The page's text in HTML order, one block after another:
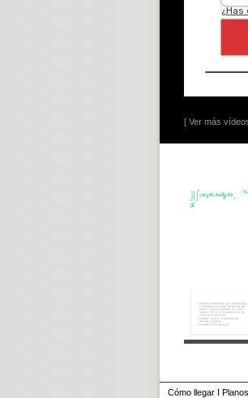
[ Ver más
Cómo llegar I Planos